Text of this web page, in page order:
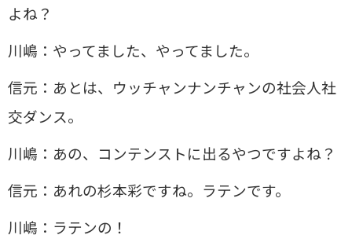
よね？
川嶋：やってました、やってました。
信元：あとは、ウッチャンナンチャンの社会人社
交ダンス。
川嶋：あの、コンテンストに出るやつですよね？
信元：あれの杉本彩ですね。ラテンです。
川嶋：ラテンの！